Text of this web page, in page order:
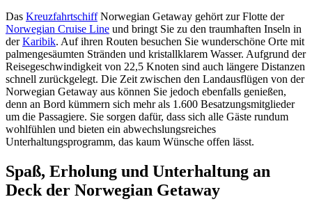
Das KreuzfahrtschiffNorwegian Getaway gehört zur Flotte der
Norwegian Cruise Line und bringt Sie zu den traumhaften Inseln in
derKaribik. Auf ihren Routen besuchen Sie wunderschöne Orte mit
palmengesäumten Stränden und kristallklarem Wasser. Aufgrund der
Reisegeschwindigkeit von 22,5 Knoten sind auch längere Distanzen
schnell zurückgelegt. Die Zeit zwischen den Landausflügen von der
Norwegian Getaway aus können Sie jedoch ebenfalls genießen,
denn an Bord kümmern sich mehr als 1.600 Besatzungsmitglieder
um die Passagiere. Sie sorgen dafür, dass sich alle Gäste rundum
wohlfühlen und bieten ein abwechslungsreiches
Unterhaltungsprogramm, das kaum Wünsche offen lässt.
Spaß, Erholung und Unterhaltung an
Deck der Norwegian Getaway